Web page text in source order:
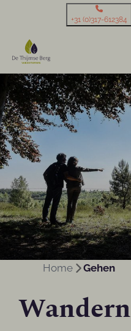
+31 (0)317-612384
Home Gehen
Wandern